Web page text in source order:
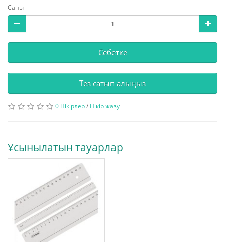
Саны
Себетке
Тез сатып алыңыз
0 Пікірлер/ Пікір жазу
Ұсынылатын тауарлар